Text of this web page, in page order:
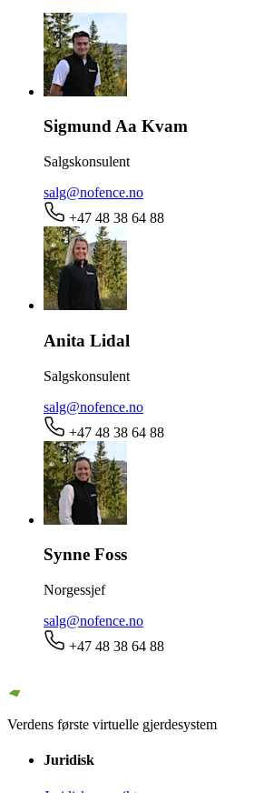
Sigmund Aa Kvam
Salgskonsulent
salg@nofence.no
+47 48 38 64 88
Anita Lidal
Salgskonsulent
salg@nofence.no
+47 48 38 64 88
Synne Foss
Norgessjef
salg@nofence.no
+47 48 38 64 88
Verdens første virtuelle gjerdesystem
Juridisk